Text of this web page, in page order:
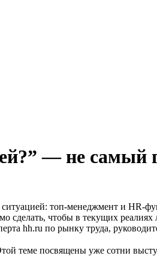
— не самый
топ-менеджмент и HR-
чтобы в текущих реалиях
hh.ru по рынку труда,
теме посвящены уже сотни